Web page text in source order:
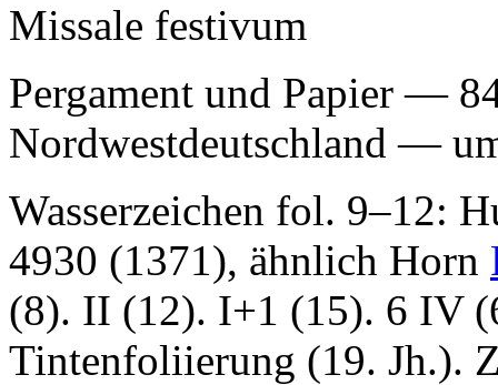
Missale festivum
Pergament und Papier —
Nordwestdeutschland —
Wasserzeichen fol. 9–12:
4930 (1371), ähnlich Horn
(8). II (12). I+1 (15). 6 IV
Tintenfoliierung (19. Jh.).